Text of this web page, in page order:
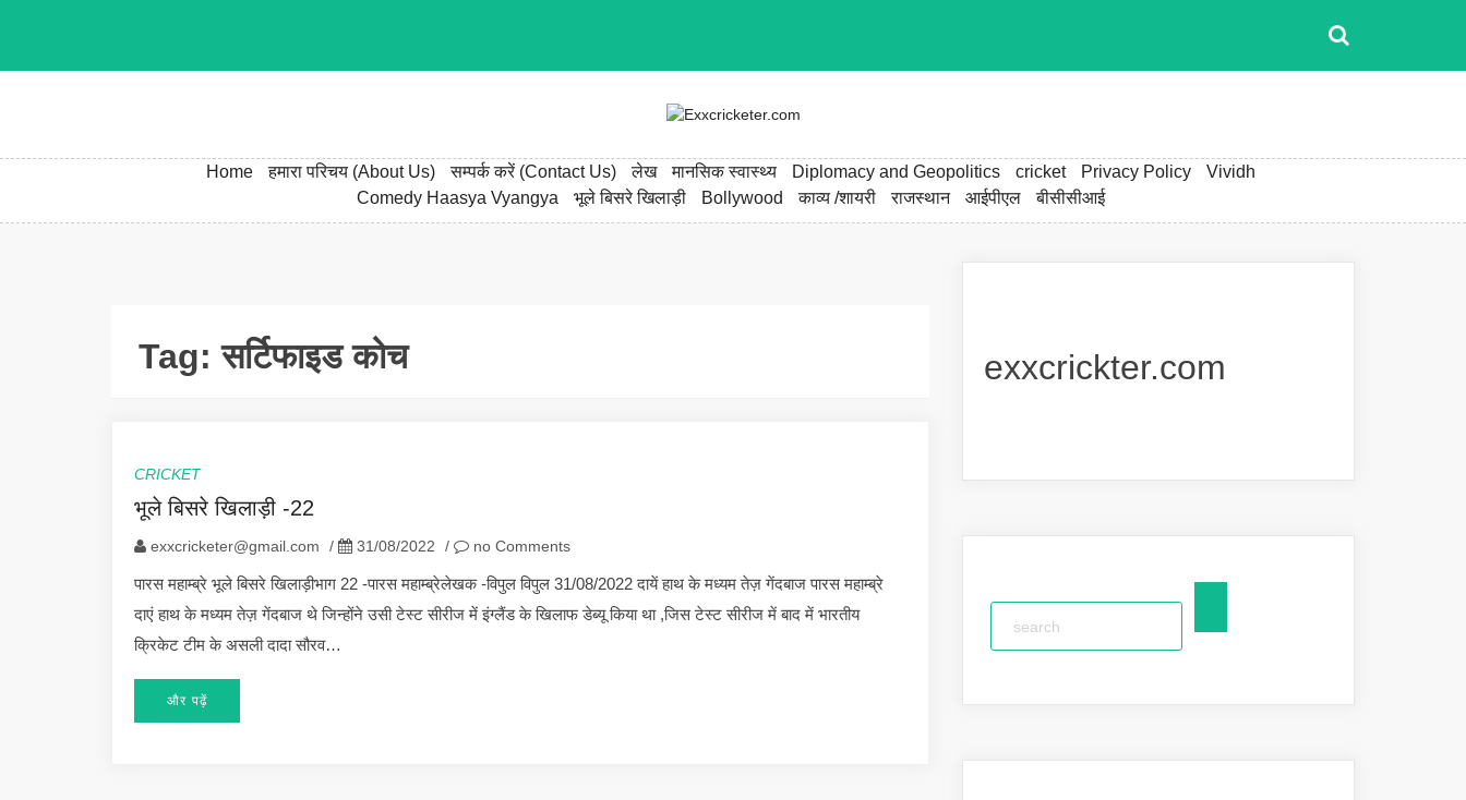
Home हमारा परिचय (About Us) सम्पर्क करें (Contact Us) लेख मानसिक स्वास्थ्य Diplomacy and Geopolitics cricket Privacy Policy
Vividh
Comedy Haasya Vyangya
भूले बिसरे खिलाड़ी Bollywood काव्य /शायरी राजस्थान आईपीएल बीसीसीआई
Tag:सर्टिफाइड कोच
CRICKET
भूले बिसरे खिलाड़ी -22
exxcricketer@gmail.com / 31/08/2022 / no Comments
पारस महाम्ब्रे भूले बिसरे खिलाड़ीभाग 22 -पारस महाम्ब्रेलेखक -विपुल विपुल 31/08/2022 दायें हाथ के मध्यम तेज़ गेंदबाज पारस महाम्ब्रे
दाएं हाथ के मध्यम तेज़ गेंदबाज थे जिन्होंने उसी टेस्ट सीरीज में इंग्लैंड के खिलाफ डेब्यू किया था ,जिस टेस्ट सीरीज में बाद में भारतीय
क्रिकेट टीम के असली दादा सौरव…
और पढ़ें
exxcrickter.com